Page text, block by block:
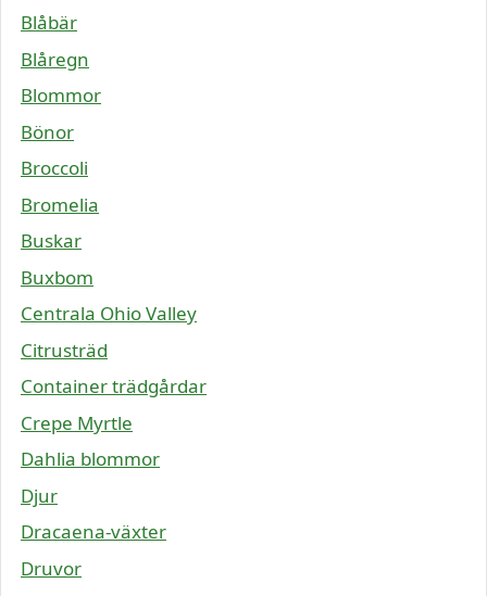
Blåbär
Blåregn
Blommor
Bönor
Broccoli
Bromelia
Buskar
Buxbom
Centrala Ohio Valley
Citrusträd
Container trädgårdar
Crepe Myrtle
Dahlia blommor
Djur
Dracaena-växter
Druvor